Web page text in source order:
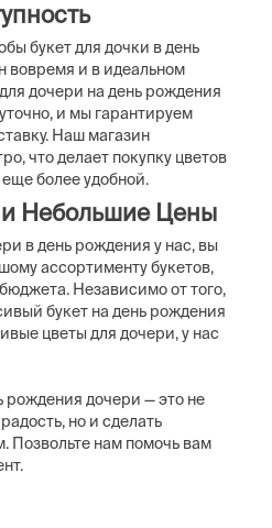
букет для дочки в день
вовремя и в идеальном
дочери на день рождения
и мы гарантируем
Наш магазин
что делает покупку цветов
более удобной.
Небольшие Цены
в день рождения у нас, вы
ассортименту букетов,
Независимо от того,
букет на день рождения
цветы для дочери, у нас
рождения дочери — это не
но и сделать
Позвольте нам помочь вам